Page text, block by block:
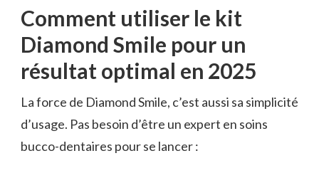
Comment utiliser le kit
Diamond Smile pour un
résultat optimal en 2025
La force de Diamond Smile, c’est aussi sa simplicité
d’usage. Pas besoin d’être un expert en soins
bucco-dentaires pour se lancer :